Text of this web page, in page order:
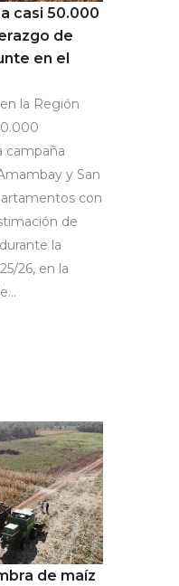
casi 50.000
de
en el
la Región
campaña
y San
con
de
la
26, en la
de maíz